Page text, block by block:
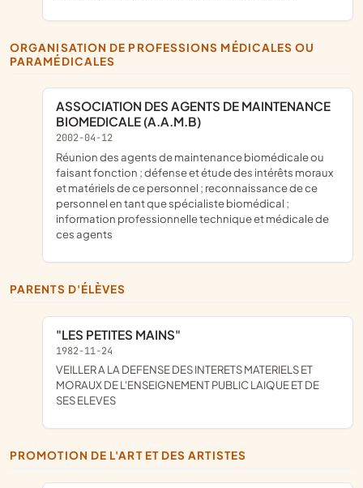
ORGANISATION DE PROFESSIONS MÉDICALES OU
PARAMÉDICALES
ASSOCIATION DES AGENTS DE MAINTENANCE
BIOMEDICALE (A.A.M.B)
2002-04-12
réunion des agents de maintenance biomédicale ou
faisant fonction ; défense et étude des intérêts moraux
et matériels de ce personnel ; reconnaissance de ce
personnel en tant que spécialiste biomédical ;
information professionnelle technique et médicale de
ces agents
PARENTS D'ÉLÈVES
"LES PETITES MAINS"
1982-11-24
VEILLER A LA DEFENSE DES INTERETS MATERIELS ET
MORAUX DE L'ENSEIGNEMENT PUBLIC LAIQUE ET DE
SES ELEVES
PROMOTION DE L'ART ET DES ARTISTES